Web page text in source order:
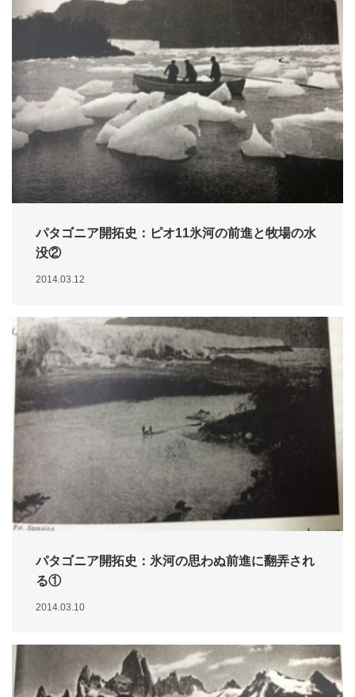
パタゴニア開拓史：ピオ11氷河の前進と牧場の水
没②
2014.03.12
パタゴニア開拓史：氷河の思わぬ前進に翻弄され
る①
2014.03.10